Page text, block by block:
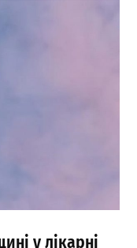
у лікарні